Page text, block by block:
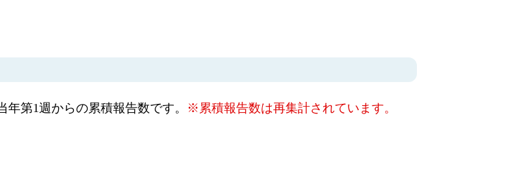
第1週からの累積報告数です。 ※累積報告数は再集計されています。